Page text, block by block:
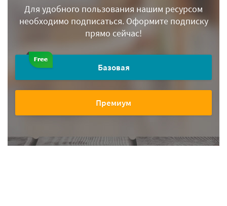
Для удобного пользования нашим ресурсом
необходимо подписаться.Оформите подписку
прямо сейчас!
Базовая
Премиум